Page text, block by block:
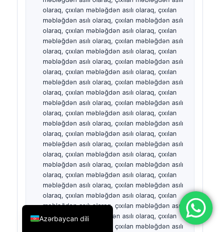
Azərbaycan dili
English
Deutsch
العربية
Français
עִבְרִית
Italiano
Español
Português
Ελληνικά
Türkçe
Română
简体中文
فارسی